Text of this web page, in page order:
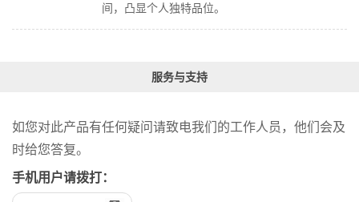
间，凸显个人独特品位。
服务与支持
如您对此产品有任何疑问请致电我们的工作人员，他们会及
时给您答复。
手机用户请拨打：